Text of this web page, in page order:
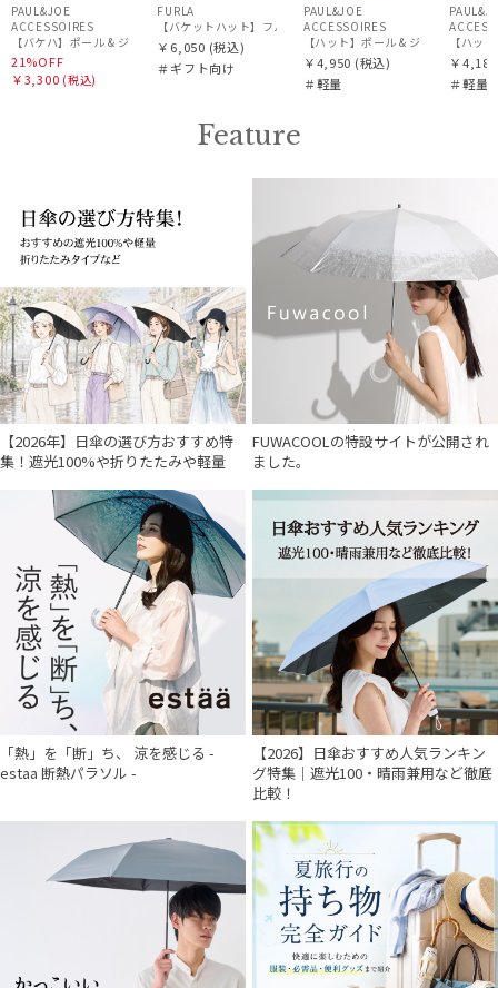
PAUL&JOE
ACCESSOIRES
【バケハ】ポール & ジョー (PAUL & JOE ACCESSOIRES) レースバケハ
21%OFF
￥3,300 (税込)
FURLA
【バケットハット】フルラ (FURLA) ロゴ刺繍 リバーシブルバケ
￥6,050 (税込)
＃ギフト向け
PAUL&JOE
ACCESSOIRES
【ハット】ポール & ジョー (PAUL
￥4,950 (税込)
＃軽量
【ハッ
￥4,180
＃軽量
Feature
【2026年】日傘の選び方おすすめ特
集！遮光100%や折りたたみや軽量
FUWACOOLの特設サイトが公開され
ました。
「熱」を「断」ち、 涼を感じる -
estaa 断熱パラソル -
【2026】日傘おすすめ人気ランキン
グ特集｜遮光100・晴雨兼用など徹底
比較！